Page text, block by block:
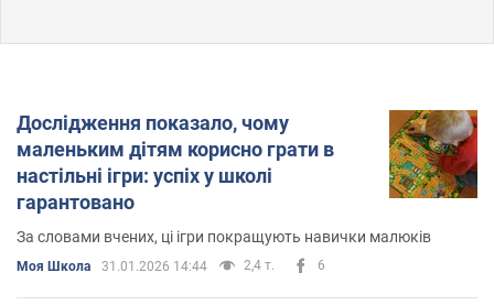
Дослідження показало, чому
маленьким дітям корисно грати в
настільні ігри: успіх у школі
гарантовано
За словами вчених, ці ігри покращують навички малюків
Моя Школа 31.01.2026 14:44 2,4 т. 6